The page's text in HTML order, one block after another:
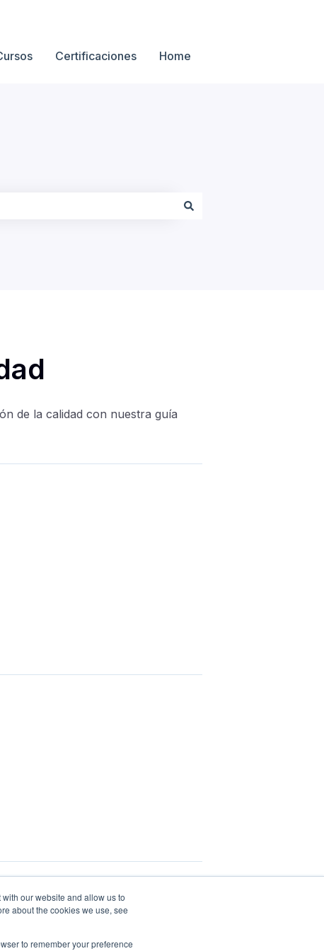
our website and allow us to
about the cookies we use, see
to remember your preference
Certificaciones Home
de la calidad con nuestra guía